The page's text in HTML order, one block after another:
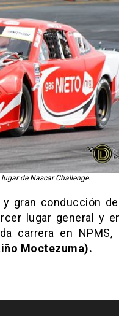
de Nascar Challenge.
gran conducción del
lugar general y
carrera en NPMS,
Moctezuma).